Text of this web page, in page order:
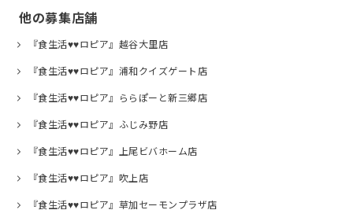
他の募集店舗
『食生活♥♥ロピア』越谷大里店
『食生活♥♥ロピア』浦和クイズゲート店
『食生活♥♥ロピア』ららぽーと新三郷店
『食生活♥♥ロピア』ふじみ野店
『食生活♥♥ロピア』上尾ビバホーム店
『食生活♥♥ロピア』吹上店
『食生活♥♥ロピア』草加セーモンプラザ店